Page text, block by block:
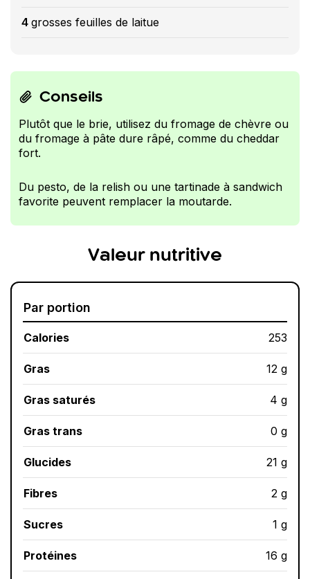
4 grosses feuilles de laitue
Conseils
Plutôt que le brie, utilisez du fromage de chèvre ou
du fromage à pâte dure râpé, comme du cheddar
fort.
Du pesto, de la relish ou une tartinade à sandwich
favorite peuvent remplacer la moutarde.
Valeur nutritive
Par portion
Calories 253
Gras 12 g
Gras saturés 4 g
Gras trans 0 g
Glucides 21 g
Fibres 2 g
Sucres 1 g
Protéines 16 g